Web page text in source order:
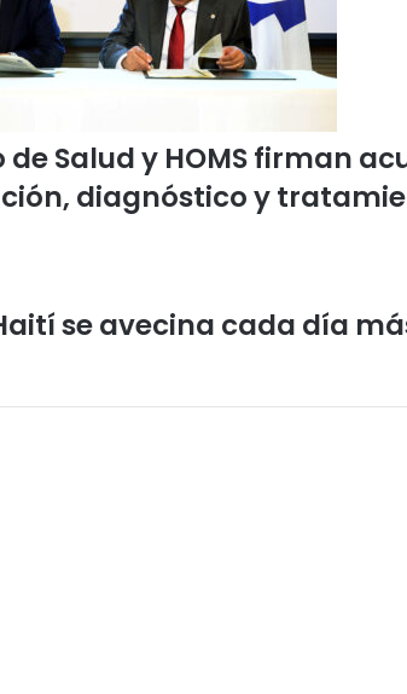
de Salud y HOMS firman
diagnóstico y
se avecina cada día